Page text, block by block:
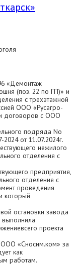
«Демонтаж
(поз. 22 по ГП)» и
с трехэтажной
ООО «Русагро-
договоров с ООО
подряда No
от 11.07.2024г.
нежилого
отделения с
предприятия,
отделения с
проведения
который
остановки завода
проекта
ООО «Сносим.ком» за
как
работам.